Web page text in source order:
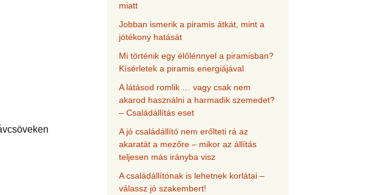
miatt
Jobban ismerik a piramis átkát, mint a
jótékony hatását
Mi történik egy élőlénnyel a piramisban?
Kísérletek a piramis energiájával
A látásod romlik … vagy csak nem
akarod használni a harmadik szemedet?
– Családállítás eset
A jó családállító nem erőlteti rá az
akaratát a mezőre – mikor az állítás
teljesen más irányba visz
A családállítónak is lehetnek korlátai –
válassz jó szakembert!